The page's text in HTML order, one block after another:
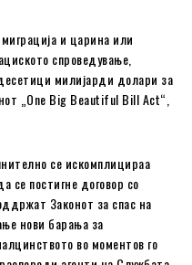
и царина или
спроведување,
милијарди долари за
„One Big Beautiful Bill Act“,
се искомплицираа
се постигне договор со
Законот за спас на
нови барања за
во моментов го